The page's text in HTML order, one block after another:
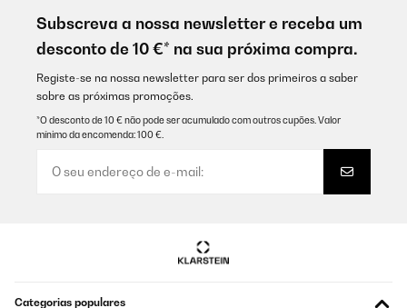
boulot mais ca en jete.plutot content et ca coute pas trop cher
Utilisateur d'Amazon
Traduzir
AVALIAÇÃO COMPROVADA
Ottimo
Subscreva a nossa newsletter e receba um
desconto de 10 €* na sua próxima compra.
Registe-se na nossa newsletter para ser dos primeiros a saber
sobre as próximas promoções.
*O desconto de 10 € não pode ser acumulado com outros cupões. Valor
mínimo da encomenda: 100 €.
Categorias populares